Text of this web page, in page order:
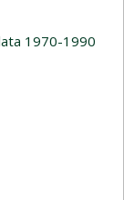
1970-1990